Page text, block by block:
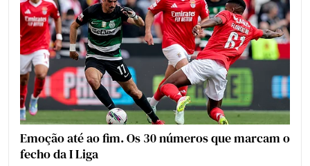
Emoção até ao fim. Os 30 números que marcam o
fecho da I Liga